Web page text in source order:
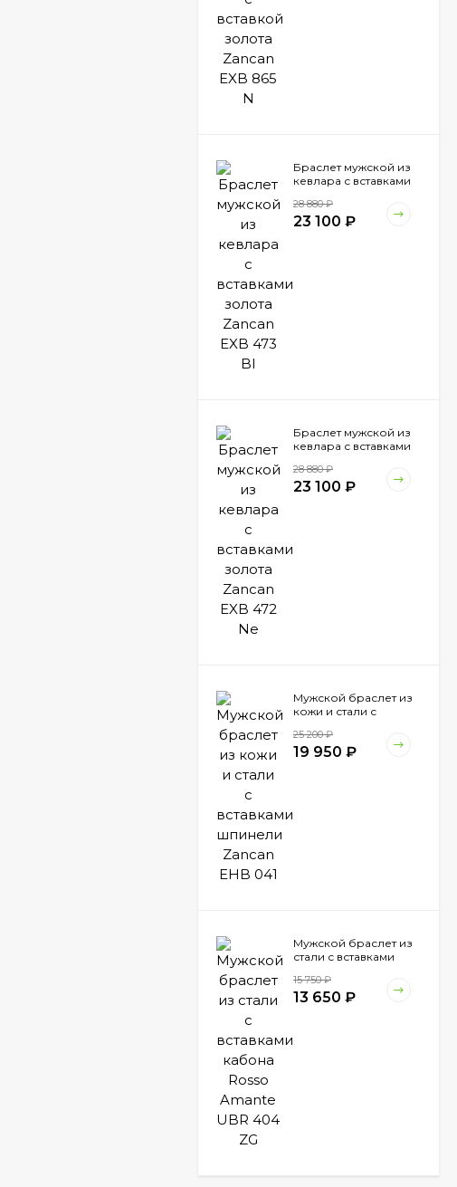
Браслет мужской из
кевлара с вставками
473 BI
28 880₽
23 100 ₽
Браслет мужской из
кевлара с вставками
472 Ne
28 880₽
23 100 ₽
Мужской браслет из
кожи и стали с
Zancan EHB 041
25 200₽
19 950 ₽
Мужской браслет из
стали с вставками
UBR 404 ZG
15 750₽
13 650 ₽